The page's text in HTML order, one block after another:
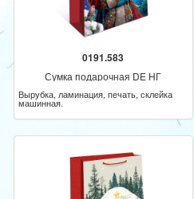
0191.583
Сумка подарочная DE НГ
Вырубка, ламинация, печать, склейка
машинная.